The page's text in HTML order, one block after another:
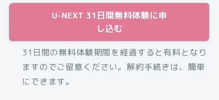
U-NEXT 31日間無料体験に申
し込む
31日間の無料体験期間を経過すると有料となり
ますのでご留意ください。解約手続きは、簡単
にできます。